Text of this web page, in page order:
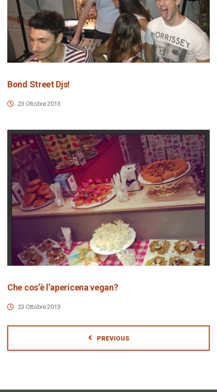
Bond Street Djs!
23 Ottobre 2013
Che cos’è l’apericena vegan?
23 Ottobre 2013
PREVIOUS